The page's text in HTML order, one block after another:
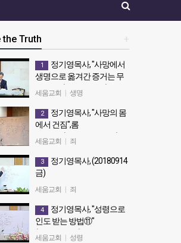
+
the Truth
1
정기영목사, "사망에서
생명으로 옮겨간 증거는 무
엇인가" (20180930전)
옮겨간 증거는 무엇인가"
(20180930전)
세움교회 생명
2
정기영목사, "사망의 몸
에서 건짐",롬
7:20~25(20150125 주후 )
짐",롬7:20~25(20150125 주후 )
세움교회 죄
3
정기영목사, (20180914
금)
정기영목사, (20180914금)
세움교회 죄
4
정기영목사, "성령으로
인도 받는 방법⑪"
(20180318후)
세움교회 성령